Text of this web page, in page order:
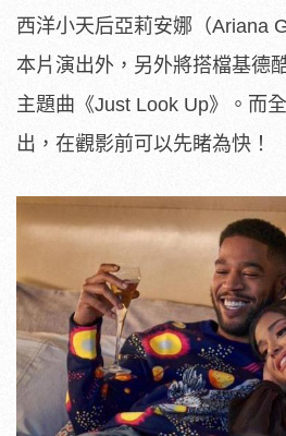
西洋小天后亞莉安娜（Ariana
本片演出外，另外將搭檔基德
主題曲《Just Look Up》。而
出，在觀影前可以先睹為快！